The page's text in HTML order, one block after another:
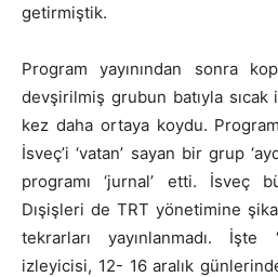
getirmiştik.
Program yayınından sonra
devşirilmiş grubun batıyla
kez daha ortaya koydu. Program
İsveç’i ‘vatan’ sayan bir grup
programı ‘jurnal’ etti. İsveç
Dışişleri de TRT yönetimine
tekrarları yayınlanmadı.
izleyicisi, 12- 16 aralık